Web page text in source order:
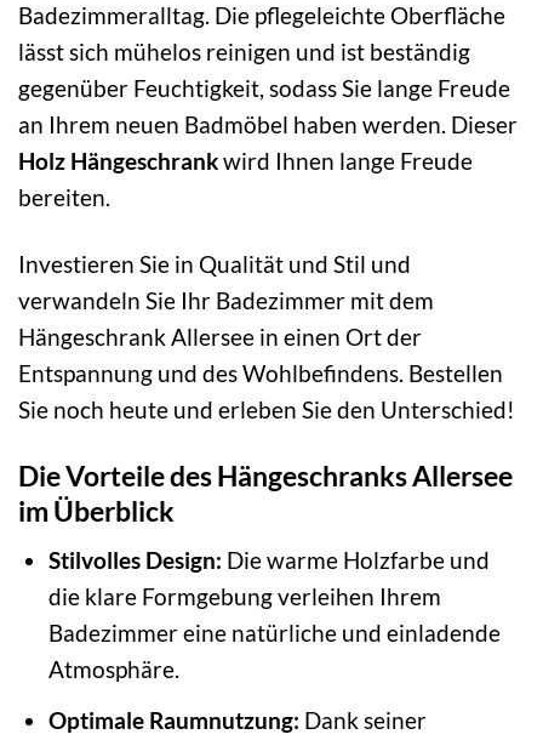
Badezimmeralltag. Die pflegeleichte Oberfläche
lässt sich mühelos reinigen und ist beständig
gegenüber Feuchtigkeit, sodass Sie lange Freude
an Ihrem neuen Badmöbel haben werden. Dieser
Holz Hängeschrankwird Ihnen lange Freude
bereiten.
Investieren Sie in Qualität und Stil und
verwandeln Sie Ihr Badezimmer mit dem
Hängeschrank Allersee in einen Ort der
Entspannung und des Wohlbefindens. Bestellen
Sie noch heute und erleben Sie den Unterschied!
Die Vorteile des Hängeschranks Allersee
im Überblick
Stilvolles Design: Die warme Holzfarbe und
die klare Formgebung verleihen Ihrem
Badezimmer eine natürliche und einladende
Atmosphäre.
Optimale Raumnutzung: Dank seiner